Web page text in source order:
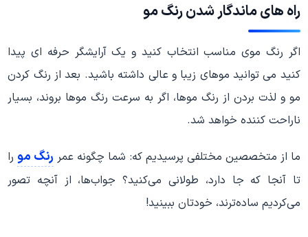
راه های ماندگار شدن رنگ مو
اگر رنگ موی مناسب انتخاب کنید و یک آرایشگر حرفه ای پیدا
کنید می توانید موهای زیبا و عالی داشته باشید. بعد از رنگ کردن
مو و لذت بردن از رنگ موها، اگر به سرعت رنگ موها بروند، بسیار
ناراحت کننده خواهد شد.
ما از متخصصین مختلفی پرسیدیم که: شما چگونه عمر رنگ مو را
تا آنجا که جا دارد، طولانی می‌کنید؟ جواب‌ها، از آنچه تصور
می‌کردیم ساده‌ترند، خودتان ببینید!